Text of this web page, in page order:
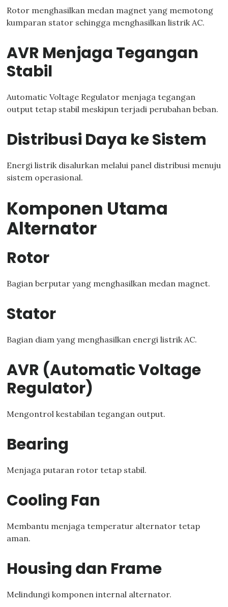
Rotor menghasilkan medan magnet yang memotong
kumparan stator sehingga menghasilkan listrik AC.
AVR Menjaga Tegangan
Stabil
Automatic Voltage Regulator menjaga tegangan
output tetap stabil meskipun terjadi perubahan beban.
Distribusi Daya ke Sistem
Energi listrik disalurkan melalui panel distribusi menuju
sistem operasional.
Komponen Utama
Alternator
Rotor
Bagian berputar yang menghasilkan medan magnet.
Stator
Bagian diam yang menghasilkan energi listrik AC.
AVR (Automatic Voltage
Regulator)
Mengontrol kestabilan tegangan output.
Bearing
Menjaga putaran rotor tetap stabil.
Cooling Fan
Membantu menjaga temperatur alternator tetap
aman.
Housing dan Frame
Melindungi komponen internal alternator.